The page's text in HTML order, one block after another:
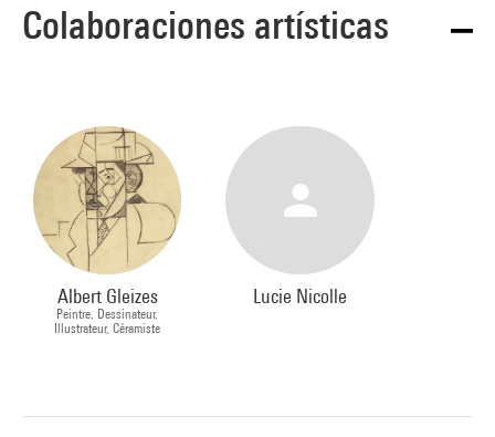
Colaboraciones artísticas
Albert Gleizes
Peintre, Dessinateur,
Illustrateur, Céramiste
Lucie Nicolle